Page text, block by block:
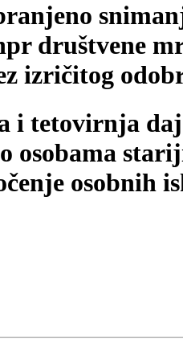
društvene
izričitog
i tetovirnja
osobama
osobnih